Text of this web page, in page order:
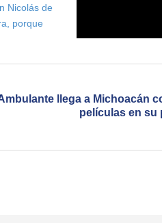
Nicolás de
porque
llega a Michoacán
películas en su